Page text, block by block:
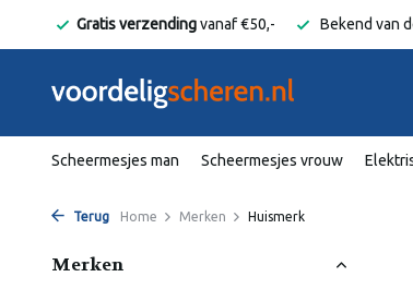
Gratis verzendingvanaf €50,- Bekend van
Scheermesjes man Scheermesjes vrouw
Terug Home Merken Huismerk
Merken